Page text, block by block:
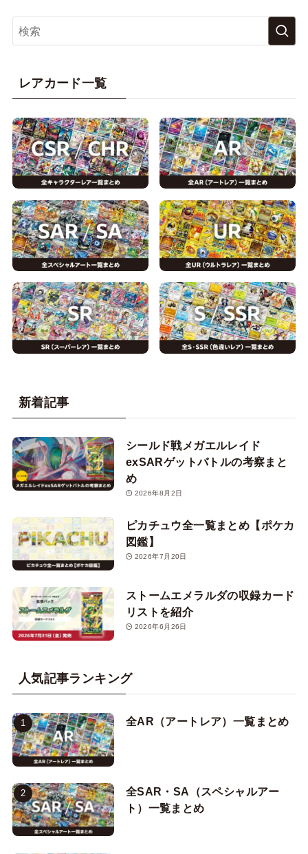
レアカード一覧
新着記事
シールド戦メガエルレイド
exSARゲットバトルの考察まと
め
2026年8月2日
ピカチュウ全一覧まとめ【ポケカ
図鑑】
2026年7月20日
ストームエメラルダの収録カード
リストを紹介
2026年6月26日
人気記事ランキング
全AR（アートレア）一覧まとめ
全SAR・SA（スペシャルアー
ト）一覧まとめ